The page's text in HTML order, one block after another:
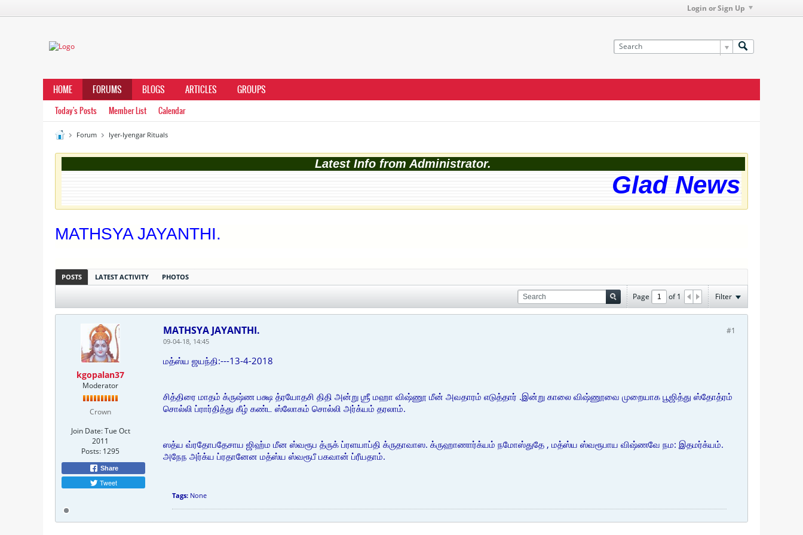
Login or Sign Up
HOME FORUMS BLOGS ARTICLES GROUPS
Today's Posts Member List Calendar
Forum Iyer-Iyengar Rituals
Latest Info from Administrator.
Glad News!
MATHSYA JAYANTHI.
POSTS LATEST ACTIVITY PHOTOS
Page of1 Filter
kgopalan37
Moderator
Crown
Join Date: Tue Oct
2011
Posts: 1295
Share
Tweet
#1
MATHSYA JAYANTHI.
09-04-18, 14:45
மத்ஸ்ய ஜயந்தி:---13-4-2018
சித்திரை மாதம் க்ருஷ்ண பக்ஷ த்ரயோதசி திதி அன்று ஶ்ரீ மஹா விஷ்ணூ மீன் அவதாரம் எடுத்தார் .இன்று காலை விஷ்ணூவை முறையாக பூஜித்து ஸ்தோத்ரம்
சொல்லி ப்ரார்தித்து கீழ் கண்ட ஸ்லோகம் சொல்லி அர்க்யம் தரலாம்.
ஸத்ய வ்ரதோபதேசாய ஜிஹ்ம மீன ஸ்வரூப த்ருக் ப்ரளயாப்தி க்ருதாவாஸ. க்ருஹாணார்க்யம் நமோஸ்துதே , மத்ஸ்ய ஸ்வரூபாய விஷ்ணவே நம: இதமர்க்யம்.
அநேந அர்க்ய ப்ரதானேன மத்ஸ்ய ஸ்வரூபீ பகவான் ப்ரீயதாம்.
Tags: None